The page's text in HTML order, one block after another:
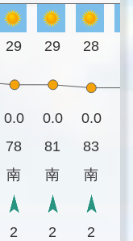
29 29 28
0.0 0.0 0.0
78 81 83
南 南 南
2 2 2